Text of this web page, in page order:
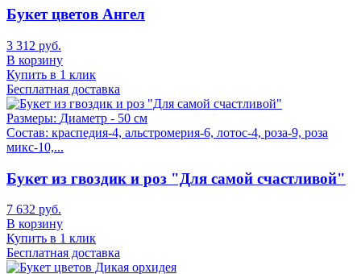
Букет цветов Ангел
3 312 руб.
В корзину
Купить в 1 клик
Бесплатная доставка
Размеры: Диаметр - 50 см
Состав: краспедия-4, альстромерия-6, лотос-4, роза-9, роза
микс-10,...
Букет из гвоздик и роз "Для самой счастливой"
7 632 руб.
В корзину
Купить в 1 клик
Бесплатная доставка